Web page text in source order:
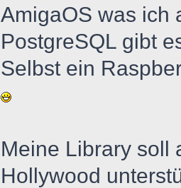
AmigaOS was ich
PostgreSQL gibt
Selbst ein
Meine Library soll
Hollywood